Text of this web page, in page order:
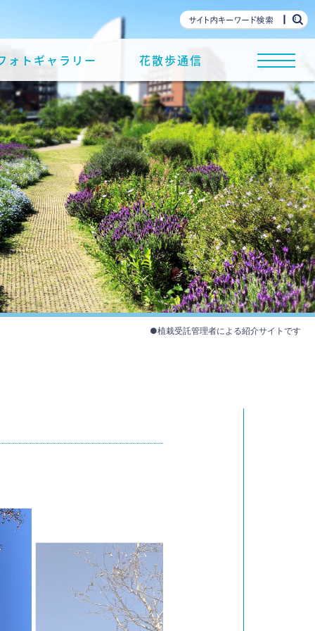
ォトギャラリー 花散歩通信
●植栽受託管理者による紹介サイトです